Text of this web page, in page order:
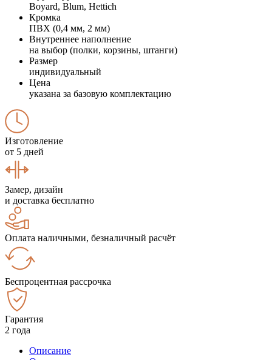
Boyard, Blum, Hettich
Кромка
ПВХ (0,4 мм, 2 мм)
Внутреннее наполнение
на выбор (полки, корзины, штанги)
Размер
индивидуальный
Цена
указана за базовую комплектацию
Изготовление
от 5 дней
Замер, дизайн
и доставка бесплатно
Оплата наличными, безналичный расчёт
Беспроцентная рассрочка
Гарантия
2 года
Описание